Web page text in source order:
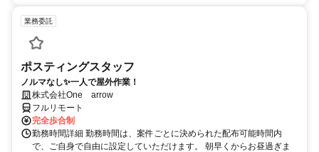
業務委託
ポスティングスタッフ
ノルマなし✨一人で屋外作業！
株式会社One arrow
フルリモート
完全歩合制
勤務時間詳細 勤務時間は、案件ごとに決められた配布可能時間内
で、ご自身で自由に設定していただけます。 朝早くからお昼過ぎま